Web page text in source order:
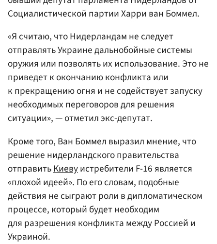
Социалистической партии Харри ван Боммел.
«Я считаю, что Нидерландам не следует
отправлять Украине дальнобойные системы
оружия или позволять их использование. Это не
приведет к окончанию конфликта или
к прекращению огня и не содействует запуску
необходимых переговоров для решения
ситуации», — отметил экс-депутат.
Кроме того, Ван Боммел выразил мнение, что
решение нидерландского правительства
отправитьКиевуистребители F-16 является
«плохой идеей». По его словам, подобные
действия не сыграют роли в дипломатическом
процессе, который будет необходим
для разрешения конфликта между Россией и
Украиной.